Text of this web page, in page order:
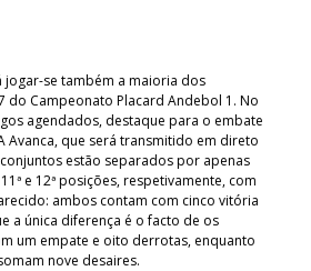
jogar-se também a maioria dos
do Campeonato Placard Andebol 1. No
agendados, destaque para o embate
Avanca, que será transmitido em direto
estão separados por apenas
e 12ª posições, respetivamente, com
ambos contam com cinco vitória
a única diferença é o facto de os
um empate e oito derrotas, enquanto
nove desaires.